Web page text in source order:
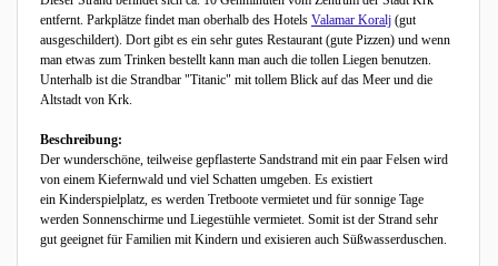
entfernt. Parkplätze findet man oberhalb des Hotels Valamar Koralj (gut
ausgeschildert). Dort gibt es ein sehr gutes Restaurant (gute Pizzen) und wenn
man etwas zum Trinken bestellt kann man auch die tollen Liegen benutzen.
Unterhalb ist die Strandbar "Titanic" mit tollem Blick auf das Meer und die
Altstadt von Krk.
Beschreibung:
Der wunderschöne, teilweise gepflasterte Sandstrand mit ein paar Felsen wird
von einem Kiefernwald und viel Schatten umgeben. Es existiert
ein Kinderspielplatz, es werden Tretboote vermietet und für sonnige Tage
werden Sonnenschirme und Liegestühle vermietet. Somit ist der Strand sehr
gut geeignet für Familien mit Kindern und exisieren auch Süßwasserduschen.